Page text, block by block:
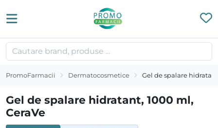
PromoFarmacii Dermatocosmetice Gel de spalare
Gel de spalare hidratant, 1000 ml,
CeraVe